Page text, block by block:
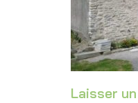
Laisser